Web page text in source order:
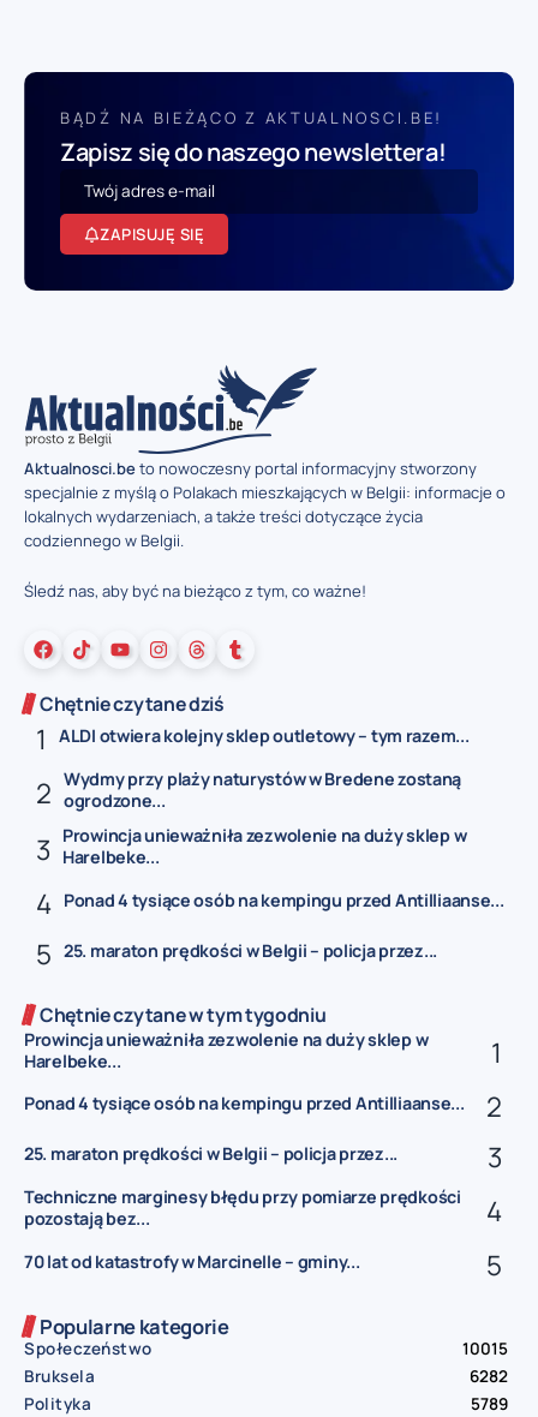
BĄDŹ NA BIEŻĄCO Z AKTUALNOSCI.BE!
Zapisz się do naszego newslettera!
ZAPISUJĘ SIĘ
Aktualnosci.beto nowoczesny portal informacyjny stworzony
specjalnie z myślą o Polakach mieszkających w Belgii: informacje o
lokalnych wydarzeniach, a także treści dotyczące życia
codziennego w Belgii.
Śledź nas, aby być na bieżąco z tym, co ważne!
Chętnie czytane dziś
ALDI otwiera kolejny sklep outletowy – tym razem...
Wydmy przy plaży naturystów w Bredene zostaną
ogrodzone...
Prowincja unieważniła zezwolenie na duży sklep w
Harelbeke...
Ponad 4 tysiące osób na kempingu przed Antilliaanse...
25. maraton prędkości w Belgii – policja przez...
Chętnie czytane w tym tygodniu
Prowincja unieważniła zezwolenie na duży sklep w
Harelbeke...
Ponad 4 tysiące osób na kempingu przed Antilliaanse...
25. maraton prędkości w Belgii – policja przez...
Techniczne marginesy błędu przy pomiarze prędkości
pozostają bez...
70 lat od katastrofy w Marcinelle – gminy...
Popularne kategorie
Społeczeństwo
10015
Bruksela
6282
Polityka
5789